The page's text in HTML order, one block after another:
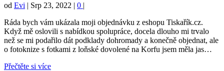
od Evi | Srp 23, 2022 | 0 |
Ráda bych vám ukázala moji objednávku z eshopu Tiskařík.cz.
Když mě oslovili s nabídkou spolupráce, docela dlouho mi trvalo
než se mi podařilo dát podklady dohromady a konečně objednat, ale
o fotoknize s fotkami z loňské dovolené na Korfu jsem měla jas…
Přečtěte si více